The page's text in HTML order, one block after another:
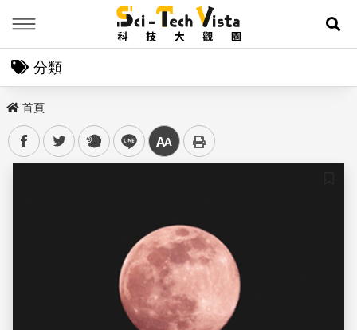
展
分類
首頁
facebooktwitter plurk line 中